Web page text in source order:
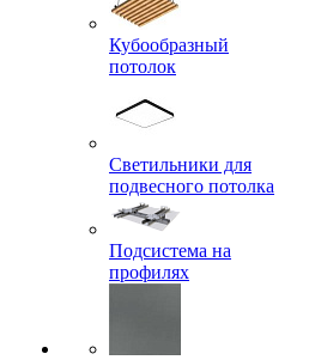
Кубообразный
потолок
Светильники для
подвесного потолка
Подсистема на
профилях